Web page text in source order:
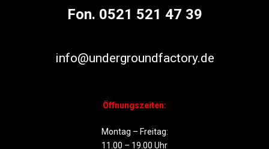
Fon. 0521 521 47 39
info@undergroundfactory.de
Öffnungszeiten:
Montag – Freitag:
11.00 – 19.00 Uhr